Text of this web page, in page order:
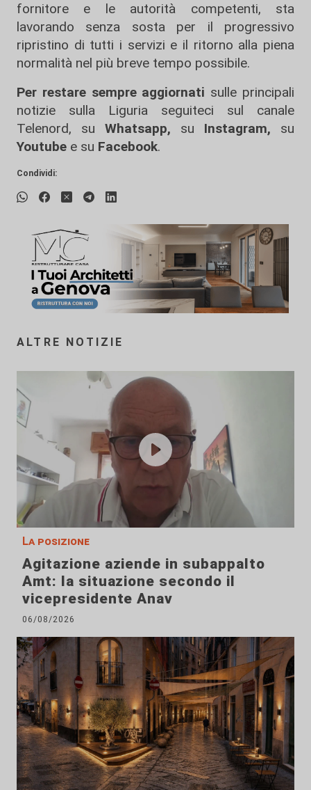
fornitore e le autorità competenti, sta
lavorando senza sosta per il progressivo
ripristino di tutti i servizi e il ritorno alla piena
normalità nel più breve tempo possibile.
Per restare sempre aggiornati sulle principali
notizie sulla Liguria seguiteci sul canale
Telenord, su
Whatsapp, su Instagram, su
Youtube e su Facebook.
Condividi:
ALTRE NOTIZIE
La posizione
Agitazione aziende in subappalto
Amt: la situazione secondo il
vicepresidente Anav
06/08/2026